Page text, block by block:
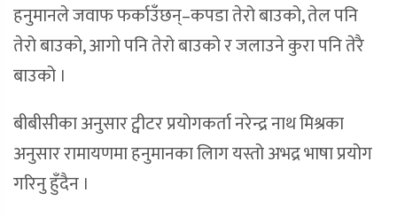
हनुमानले जवाफ फर्काउँछन्–कपडा तेरो बाउको, तेल पनि
तेरो बाउको, आगो पनि तेरो बाउको र जलाउने कुरा पनि तेरै
बाउको ।
बीबीसीका अनुसार ट्वीटर प्रयोगकर्ता नरेन्द्र नाथ मिश्रका
अनुसार रामायणमा हनुमानका लािग यस्तो अभद्र भाषा प्रयोग
गरिनु हुँदैन ।